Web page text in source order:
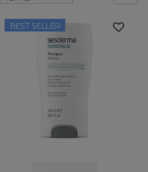
BEST SELLER